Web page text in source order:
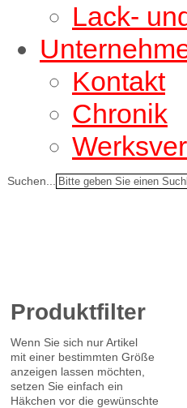
Lack-
Kontakt
Chronik
Suchen...
Produktfilter
Wenn Sie sich nur Artikel
mit einer bestimmten Größe
anzeigen lassen möchten,
setzen Sie einfach ein
Häkchen vor die gewünschte